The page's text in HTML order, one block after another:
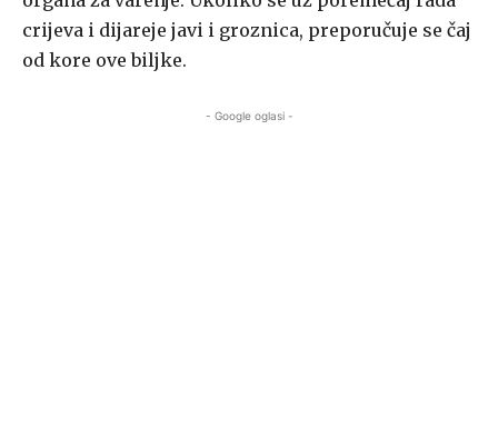
crijeva i dijareje javi i groznica, preporučuje se čaj
od kore ove biljke.
- Google oglasi -